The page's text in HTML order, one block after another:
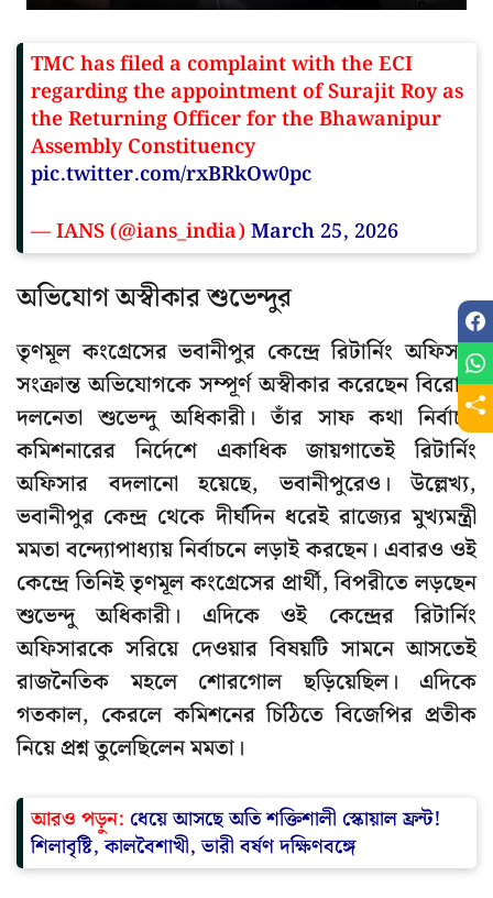
TMC has filed a complaint with the ECI
regarding the appointment of Surajit Roy as
the Returning Officer for the Bhawanipur
Assembly Constituency
pic.twitter.com/rxBRkOw0pc
— IANS (@ians_india) March 25, 2026
অভিযোগ অস্বীকার শুভেন্দুর
তৃণমূল কংগ্রেসের ভবানীপুর কেন্দ্রে রিটার্নিং অফিসার
সংক্রান্ত অভিযোগকে সম্পূর্ণ অস্বীকার করেছেন বিরোধী
দলনেতা শুভেন্দু অধিকারী। তাঁর সাফ কথা নির্বাচন
কমিশনারের নির্দেশে একাধিক জায়গাতেই রিটার্নিং
অফিসার বদলানো হয়েছে, ভবানীপুরেও। উল্লেখ্য,
ভবানীপুর কেন্দ্র থেকে দীর্ঘদিন ধরেই রাজ্যের মুখ্যমন্ত্রী
মমতা বন্দ্যোপাধ্যায় নির্বাচনে লড়াই করছেন। এবারও ওই
কেন্দ্রে তিনিই তৃণমূল কংগ্রেসের প্রার্থী, বিপরীতে লড়ছেন
শুভেন্দু অধিকারী। এদিকে ওই কেন্দ্রের রিটার্নিং
অফিসারকে সরিয়ে দেওয়ার বিষয়টি সামনে আসতেই
রাজনৈতিক মহলে শোরগোল ছড়িয়েছিল। এদিকে
গতকাল, কেরলে কমিশনের চিঠিতে বিজেপির প্রতীক
নিয়ে প্রশ্ন তুলেছিলেন মমতা।
আরও পড়ুন: ধেয়ে আসছে অতি শক্তিশালী স্কোয়াল ফ্রন্ট!
শিলাবৃষ্টি, কালবৈশাখী, ভারী বর্ষণ দক্ষিণবঙ্গে